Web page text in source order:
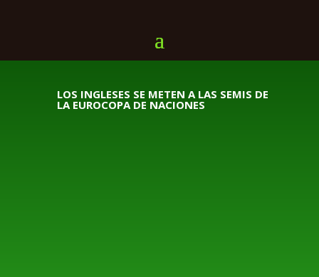
LOS INGLESES SE METEN A LAS SEMIS DE
LA EUROCOPA DE NACIONES